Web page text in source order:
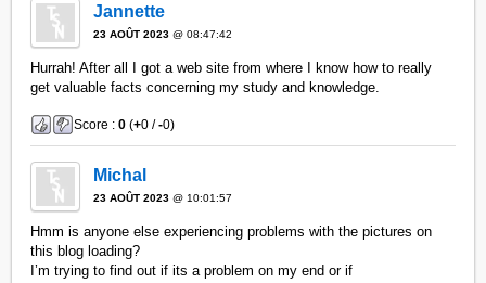
Jannette
23 AOÛT 2023 @ 08:47:42
Hurrah! After all I got a web site from where I know how to really
get valuable facts concerning my study and knowledge.
Score :0 (+0 /-0)
Michal
23 AOÛT 2023 @ 10:01:57
Hmm is anyone else experiencing problems with the pictures on
this blog loading?
I’m trying to find out if its a problem on my end or if